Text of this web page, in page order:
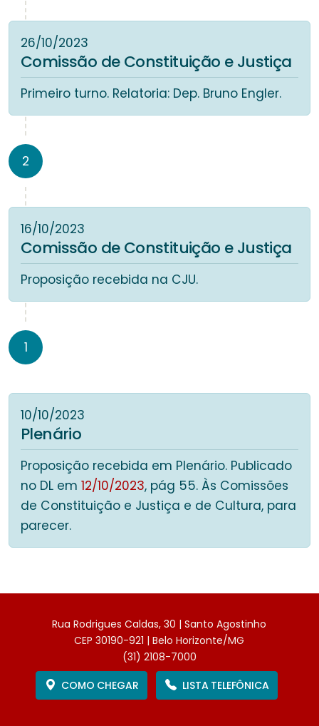
26/10/2023
Comissão de Constituição e Justiça
Primeiro turno. Relatoria: Dep. Bruno Engler.
2
16/10/2023
Comissão de Constituição e Justiça
Proposição recebida na CJU.
1
10/10/2023
Plenário
Proposição recebida em Plenário. Publicado
no DL em 12/10/2023, pág 55. Às Comissões
de Constituição e Justiça e de Cultura, para
parecer.
Rua Rodrigues Caldas, 30 | Santo Agostinho
CEP 30190-921 | Belo Horizonte/MG
(31) 2108-7000
COMO CHEGAR
LISTA TELEFÔNICA